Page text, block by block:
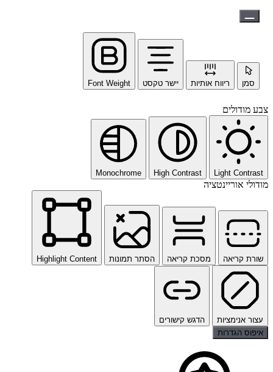
סמן ריווח אותיות יישר טקסט Font Weight
צבע מודולים
Light Contrast
High Contrast
Monochrome
מודולי אוריינטציה
שורת קריאה מסכת קריאה הסתר תמונות Highlight Content
עצור אנימציות
הדגש קישורים
איפוס הגדרות